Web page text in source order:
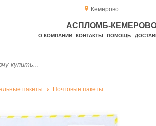
Кемерово
АСПЛОМБ-КЕМЕРОВО
О КОМПАНИИ КОНТАКТЫ ПОМОЩЬ
пакеты Почтовые пакеты